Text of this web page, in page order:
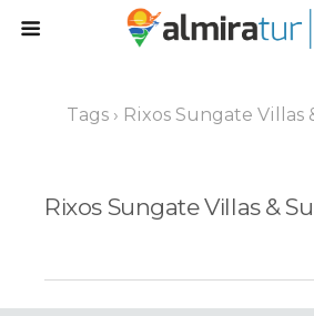
Tags › Rixos Sungate Villas
Rixos Sungate Villas &